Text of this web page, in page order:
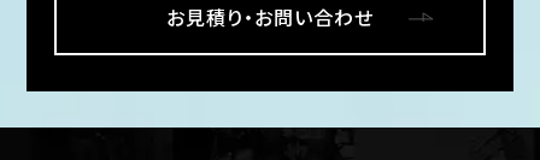
お見積り・お問い合わせ